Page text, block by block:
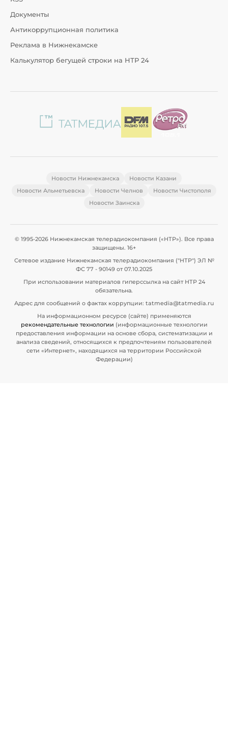
Документы
Антикоррупционная политика
Реклама в Нижнекамске
Калькулятор бегущей строки на НТР 24
Новости Нижнекамска
Новости Казани
Новости Альметьевска
Новости Челнов
Новости Чистополя
Новости Заинска
© 1995-2026 Нижнекамская телерадиокомпания («НТР»). Все права
защищены. 16+
Сетевое издание Нижнекамская телерадиокомпания ("НТР") ЭЛ №
ФС 77 - 90149 от 07.10.2025
При использовании материалов гиперссылка на сайт НТР 24
обязательна.
Адрес для сообщений о фактах коррупции: tatmedia@tatmedia.ru
На информационном ресурсе (сайте) применяются
рекомендательные технологии (информационные технологии
предоставления информации на основе сбора, систематизации и
анализа сведений, относящихся к предпочтениям пользователей
сети «Интернет», находящихся на территории Российской
Федерации)